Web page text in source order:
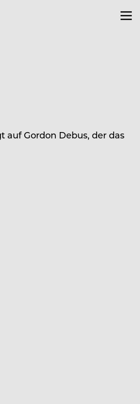
auf Gordon Debus, der das